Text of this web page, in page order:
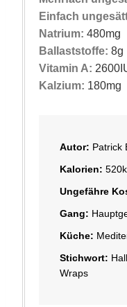
Einfach
Natrium: 480mg
Ballaststoffe: 8g
Vitamin A: 2600
Kalzium: 180mg
Autor: Patrick
Kalorien: 520
Ungefähre
Gang:
Küche:
Stichwort:
Wraps